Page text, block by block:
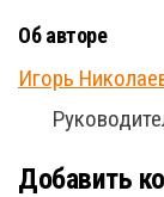
Об авторе
Игорь
Добавить